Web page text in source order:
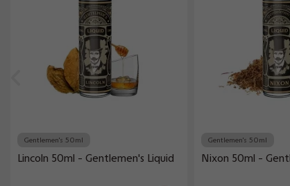
Gentlemen's 50ml
Lincoln 50ml - Gentlemen's Liquid
Gentlemen's 50ml
Nixon 50ml -